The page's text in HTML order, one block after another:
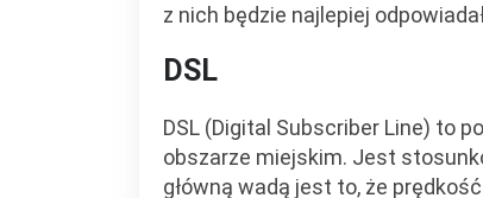
z nich będzie najlepiej
DSL
DSL (Digital Subscriber Line) to
obszarze miejskim. Jest
główną wadą jest to, że